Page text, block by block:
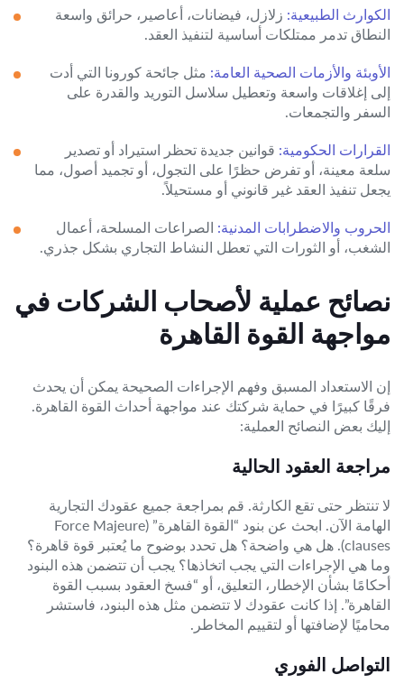
الكوارث الطبيعية: زلازل، فيضانات، أعاصير، حرائق واسعة
النطاق تدمر ممتلكات أساسية لتنفيذ العقد.
الأوبئة والأزمات الصحية العامة: مثل جائحة كورونا التي أدت
إلى إغلاقات واسعة وتعطيل سلاسل التوريد والقدرة على
السفر والتجمعات.
القرارات الحكومية: قوانين جديدة تحظر استيراد أو تصدير
سلعة معينة، أو تفرض حظرًا على التجول، أو تجميد أصول، مما
يجعل تنفيذ العقد غير قانوني أو مستحيلاً.
الحروب والاضطرابات المدنية: الصراعات المسلحة، أعمال
الشغب، أو الثورات التي تعطل النشاط التجاري بشكل جذري.
نصائح عملية لأصحاب الشركات في
مواجهة القوة القاهرة
إن الاستعداد المسبق وفهم الإجراءات الصحيحة يمكن أن يحدث
فرقًا كبيرًا في حماية شركتك عند مواجهة أحداث القوة القاهرة.
إليك بعض النصائح العملية:
مراجعة العقود الحالية
لا تنتظر حتى تقع الكارثة. قم بمراجعة جميع عقودك التجارية
الهامة الآن. ابحث عن بنود “القوة القاهرة” (Force Majeure
clauses). هل هي واضحة؟ هل تحدد بوضوح ما يُعتبر قوة قاهرة؟
وما هي الإجراءات التي يجب اتخاذها؟ يجب أن تتضمن هذه البنود
أحكامًا بشأن الإخطار، التعليق، أو “فسخ العقود بسبب القوة
القاهرة”. إذا كانت عقودك لا تتضمن مثل هذه البنود، فاستشر
محاميًا لإضافتها أو لتقييم المخاطر.
التواصل الفوري